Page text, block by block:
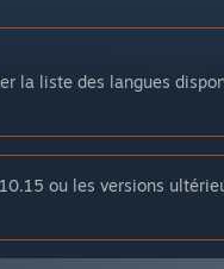
la liste des langues
ou les versions